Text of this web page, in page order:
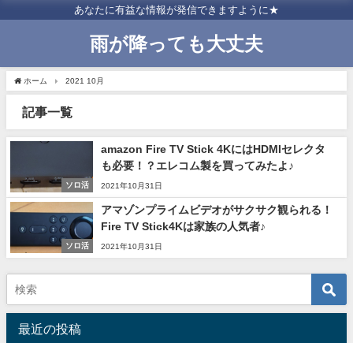
あなたに有益な情報が発信できますように★
雨が降っても大丈夫
ホーム 2021 10月
記事一覧
ソロ活
amazon Fire TV Stick 4KにはHDMIセレクタ
も必要！？エレコム製を買ってみたよ♪
2021年10月31日
ソロ活
アマゾンプライムビデオがサクサク観られる！
Fire TV Stick4Kは家族の人気者♪
2021年10月31日
最近の投稿